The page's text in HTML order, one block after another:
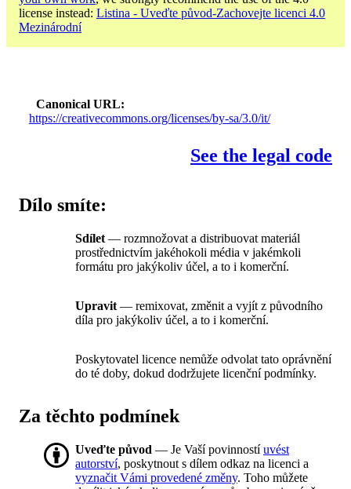
license instead: Listina - Uveďte původ-Zachovejte licenci 4.0
Mezinárodní
Canonical URL
https://creativecommons.org/licenses/by-sa/3.0/it/
See the legal code
Dílo smíte:
Sdílet — rozmnožovat a distribuovat materiál
prostřednictvím jakéhokoli média v jakémkoli
formátu pro jakýkoliv účel, a to i komerční.
Upravit — remixovat, změnit a vyjít z původního
díla pro jakýkoliv účel, a to i komerční.
Poskytovatel licence nemůže odvolat tato oprávnění
do té doby, dokud dodržujete licenční podmínky.
Za těchto podmínek
Uveďte původ — Je Vaší povinnostíuvést
autorství, poskytnout s dílem odkaz na licenci a
vyznačit Vámi provedené změny. Toho můžete